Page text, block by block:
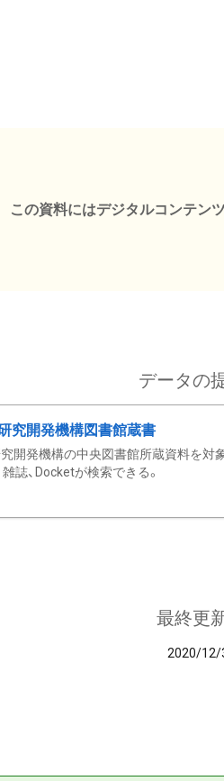
この資料にはデジタルコンテン
データの
究開発機構図書館蔵書
開発機構の中央図書館所蔵資料を対
雑誌、Docketが検索できる。
最終更
2020/12/